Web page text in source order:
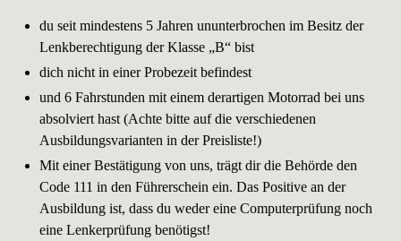
du seit mindestens 5 Jahren ununterbrochen im Besitz der
Lenkberechtigung der Klasse „B“ bist
dich nicht in einer Probezeit befindest
und 6 Fahrstunden mit einem derartigen Motorrad bei uns
absolviert hast (Achte bitte auf die verschiedenen
Ausbildungsvarianten in der Preisliste!)
Mit einer Bestätigung von uns, trägt dir die Behörde den
Code 111 in den Führerschein ein. Das Positive an der
Ausbildung ist, dass du weder eine Computerprüfung noch
eine Lenkerprüfung benötigst!